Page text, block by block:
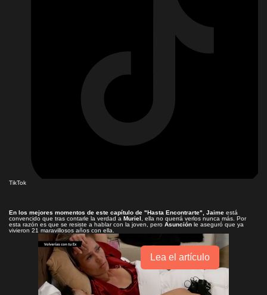
TikTok
En los mejores momentos de este capítulo de "Hasta Encontrarte" , Jaime está
convencido que tras contarle la verdad a Muriel , ella no querrá verlos nunca más. Por
esta razón es que se resiste a hablar con la joven, pero Asunción le aseguró que ya
vivieron 21 maravillosos años con ella.
Lea el artículo